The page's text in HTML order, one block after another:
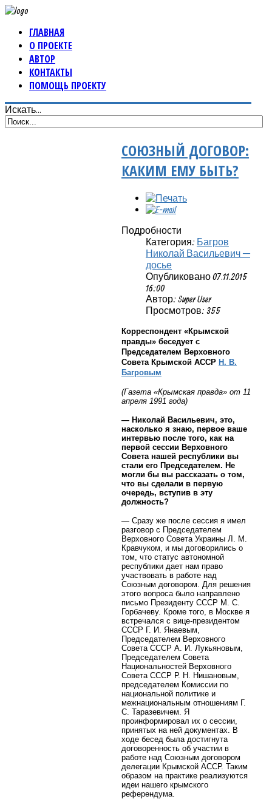
ГЛАВНАЯ
О ПРОЕКТЕ
АВТОР
КОНТАКТЫ
ПОМОЩЬ ПРОЕКТУ
Искать...
СОЮЗНЫЙ ДОГОВОР:
КАКИМ ЕМУ БЫТЬ?
Подробности
Категория: Багров
Николай Васильевич —
досье
Опубликовано 07.11.2015
16:00
Автор: Super User
Просмотров: 355
Корреспондент «Крымской
правды» беседует с
Председателем Верховного
Совета Крымской АССР Н. В.
Багровым
(Газета «Крымская правда» от 11
апреля 1991 года)
— Николай Васильевич, это,
насколько я знаю, первое ваше
интервью после того, как на
первой сессии Верховного
Совета нашей республики вы
стали его Председателем. Не
могли бы вы рассказать о том,
что вы сделали в первую
очередь, вступив в эту
должность?
— Сразу же после сессия я имел
разговор с Председателем
Верховного Совета Украины Л. М.
Кравчуком, и мы договорились о
том, что статус автономной
республики дает нам право
участвовать в работе над
Союзным договором. Для решения
этого вопроса было направлено
письмо Президенту СССР М. С.
Горбачеву. Кроме того, в Москве я
встречался с вице-президентом
СССР Г. И. Янаевым,
Председателем Верховного
Совета СССР А. И. Лукьяновым,
Председателем Совета
Национальностей Верховного
Совета СССР Р. Н. Нишановым,
председателем Комиссии по
национальной политике и
межнациональным отношениям Г.
С. Таразевичем. Я
проинформировал их о сессии,
принятых на ней документах. В
ходе бесед была достигнута
договоренность об участии в
работе над Союзным договором
делегации Крымской АССР. Таким
образом на практике реализуются
идеи нашего крымского
референдума.